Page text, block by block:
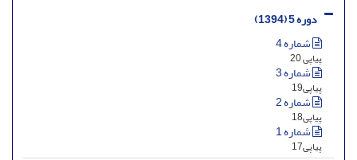
دوره 5 (1394)
شماره 4
پیاپی 20
شماره 3
پیاپی19
شماره 2
پیاپی18
شماره 1
پیاپی17